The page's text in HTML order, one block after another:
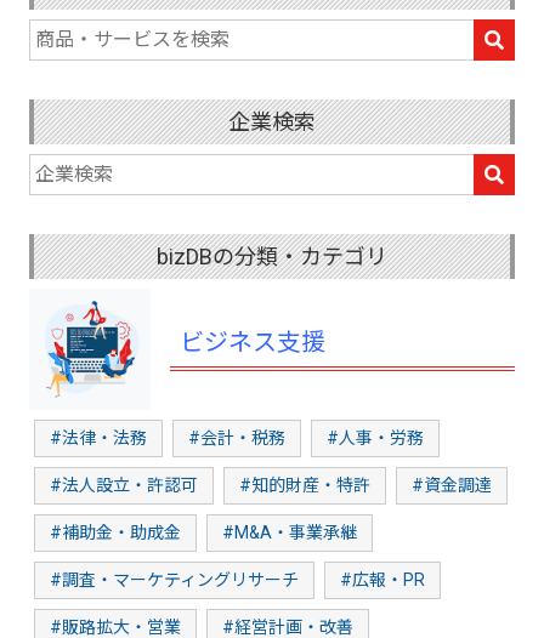
企業検索
bizDBの分類・カテゴリ
ビジネス支援
#法律・法務 #会計・税務 #人事・労務
#法人設立・許認可 #知的財産・特許 #資金調達
#補助金・助成金 #M&A・事業承継
#調査・マーケティングリサーチ #広報・PR
#販路拡大・営業 #経営計画・改善